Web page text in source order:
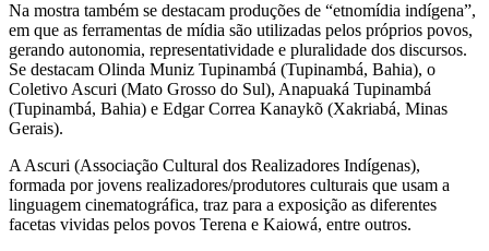
Na mostra também se destacam produções de “etnomídia indígena”,
em que as ferramentas de mídia são utilizadas pelos próprios povos,
gerando autonomia, representatividade e pluralidade dos discursos.
Se destacam Olinda Muniz Tupinambá (Tupinambá, Bahia), o
Coletivo Ascuri (Mato Grosso do Sul), Anapuaká Tupinambá
(Tupinambá, Bahia) e Edgar Correa Kanaykõ (Xakriabá, Minas
Gerais).
A Ascuri (Associação Cultural dos Realizadores Indígenas),
formada por jovens realizadores/produtores culturais que usam a
linguagem cinematográfica, traz para a exposição as diferentes
facetas vividas pelos povos Terena e Kaiowá, entre outros.